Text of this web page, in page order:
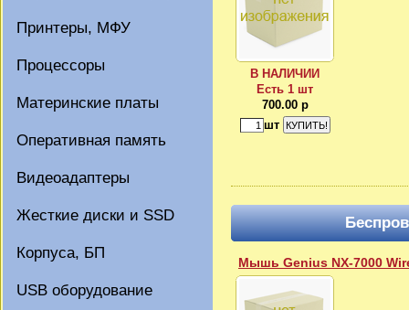
Принтеры, МФУ
Процессоры
Материнские платы
Оперативная память
Видеоадаптеры
Жесткие диски и SSD
Корпуса, БП
USB оборудование
В НАЛИЧИИ
Есть 1 шт
700.00 р
шт
Мышь Genius NX-7000